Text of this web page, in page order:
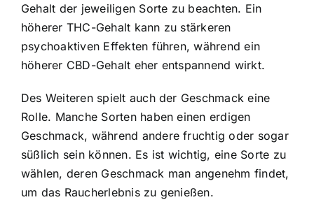
Gehalt der jeweiligen Sorte zu beachten. Ein
höherer THC-Gehalt kann zu stärkeren
psychoaktiven Effekten führen, während ein
höherer CBD-Gehalt eher entspannend wirkt.
Des Weiteren spielt auch der Geschmack eine
Rolle. Manche Sorten haben einen erdigen
Geschmack, während andere fruchtig oder sogar
süßlich sein können. Es ist wichtig, eine Sorte zu
wählen, deren Geschmack man angenehm findet,
um das Raucherlebnis zu genießen.